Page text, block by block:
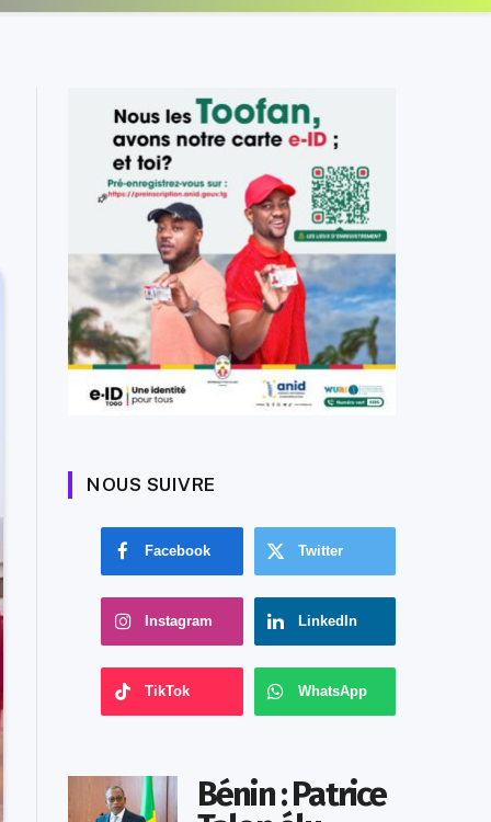
NOUS SUIVRE
Facebook Twitter
Instagram LinkedIn
TikTok WhatsApp
Bénin : Patrice